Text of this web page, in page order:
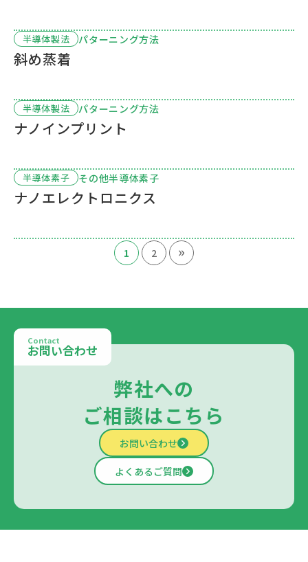
半導体製法 パターニング方法
斜め蒸着
半導体製法 パターニング方法
ナノインプリント
半導体素子 その他半導体素子
ナノエレクトロニクス
1 2 »
Contact
お問い合わせ
弊社への
ご相談はこちら
お問い合わせ
よくあるご質問